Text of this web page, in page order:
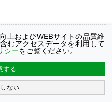
LTD.All Rights Reserved.
上およびWEBサイトの品質維
むアクセスデータを利用して
シーをご覧ください。
する
ない